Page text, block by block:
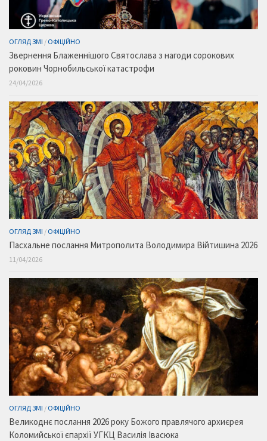
ОГЛЯД ЗМІ / ОФІЦІЙНО
Звернення Блаженнішого Святослава з нагоди сорокових
роковин Чорнобильської катастрофи
24/04/2026
ОГЛЯД ЗМІ / ОФІЦІЙНО
Пасхальне послання Митрополита Володимира Війтишина 2026
11/04/2026
ОГЛЯД ЗМІ / ОФІЦІЙНО
Великоднє послання 2026 року Божого правлячого архиєрея
Коломийської єпархії УГКЦ Василія Івасюка